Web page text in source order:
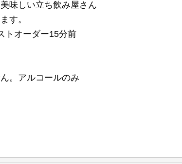
味しい立ち飲み屋さん
す。
オーダー15分前
。アルコールのみ